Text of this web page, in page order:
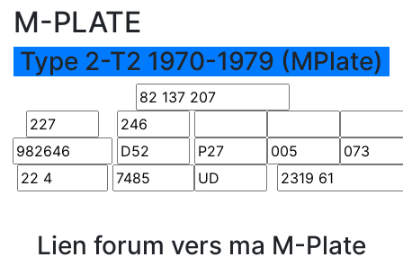
M-PLATE
Type 2-T2 1970-1979 (MPlate)
Lien forum vers ma M-Plate